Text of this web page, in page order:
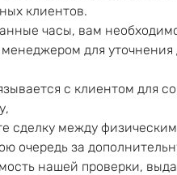
клиентов.
часы, вам
для
с клиентом для
сделку между
очередь за
нашей проверки,